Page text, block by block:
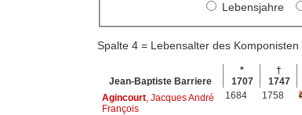
Lebensjahre
Spalte 4 = Lebensalter des
Jean-Baptiste Barriere
*
1707
†
1747
Agincourt, Jacques André
François
1684 1758